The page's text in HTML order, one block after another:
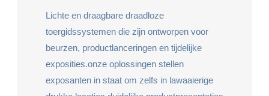
Lichte en draagbare draadloze
toergidssystemen die zijn ontworpen voor
beurzen, productlanceringen en tijdelijke
exposities.onze oplossingen stellen
exposanten in staat om zelfs in lawaaierige